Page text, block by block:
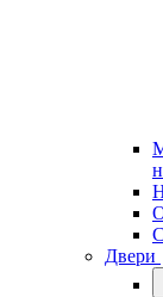
Двери